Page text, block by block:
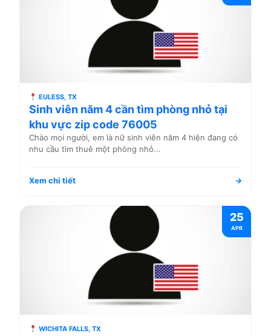
EULESS, TX
Sinh viên năm 4 cần tìm phòng nhỏ tại
khu vực zip code 76005
Chào mọi người, em là nữ sinh viên năm 4 hiện đang có
nhu cầu tìm thuê một phòng nhỏ...
Xem chi tiết →
25
APR
WICHITA FALLS, TX